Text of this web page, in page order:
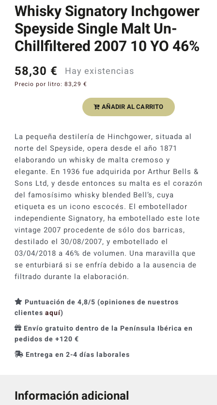
Whisky Signatory Inchgower
Speyside Single Malt Un-
Chillfiltered 2007 10 YO 46%
58,30 € Hay existencias
Precio por litro: 83,29 €
Inchgower
Speyside
Single
Malt
Un-
Chillfiltered
2007
10
YO
46%
cantidad
AÑADIR AL CARRITO
La pequeña destilería de Hinchgower, situada al
norte del Speyside, opera desde el año 1871
elaborando un whisky de malta cremoso y
elegante. En 1936 fue adquirida por Arthur Bells &
Sons Ltd, y desde entonces su malta es el corazón
del famosísimo whisky blended Bell’s, cuya
etiqueta es un icono escocés. El embotellador
independiente Signatory, ha embotellado este lote
vintage 2007 procedente de sólo dos barricas,
destilado el 30/08/2007, y embotellado el
03/04/2018 a 46% de volumen. Una maravilla que
se enturbiará si se enfría debido a la ausencia de
filtrado durante la elaboración.
Puntuación de 4,8/5 (opiniones de nuestros
clientes aquí)
Envío gratuito dentro de la Península Ibérica en
pedidos de +120 €
Entrega en 2-4 días laborales
Información adicional